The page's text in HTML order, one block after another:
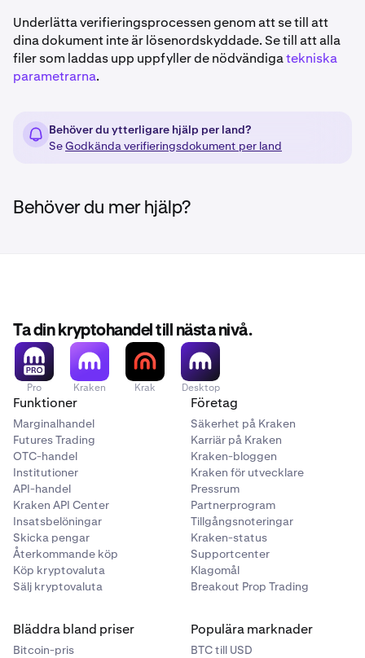
• Hypoteksfaktura
• Lagfart eller ägandehandling till bostadsfastighet
•
Hyres- eller leasingavtal med ägarens/hyresvärdens
• Fastighetsskattefaktura eller -deklaration
Intyg från icke-statlig/ideell organisation om tillfällig
• Röstkort
hebreiska osv.) påskyndas avsevärt genom en
auktoriserad översättning av adressbeviset.
Ladda ner fil här
Kontrollera att lämplig dokumentation slutförs och
skickas in som en del i introduktions- eller
Underlätta verifieringsprocessen genom att se till att
dina dokument inte är lösenordskyddade. Se till att alla
filer som laddas upp uppfyller de nödvändigatekniska
parametrarna.
Behöver du ytterligare hjälp per land?
SeGodkända verifieringsdokument per land
Behöver du mer hjälp?
Ta din kryptohandel till nästa nivå.
Pro Kraken Krak Desktop
Funktioner
Marginalhandel
Futures Trading
OTC-handel
Institutioner
API-handel
Kraken API Center
Insatsbelöningar
Skicka pengar
Återkommande köp
Köp kryptovaluta
Sälj kryptovaluta
Företag
Säkerhet på Kraken
Karriär på Kraken
Kraken-bloggen
Kraken för utvecklare
Pressrum
Partnerprogram
Tillgångsnoteringar
Kraken-status
Supportcenter
Klagomål
Breakout Prop Trading
Bläddra bland priser
Bitcoin-pris
Populära marknader
BTC till USD